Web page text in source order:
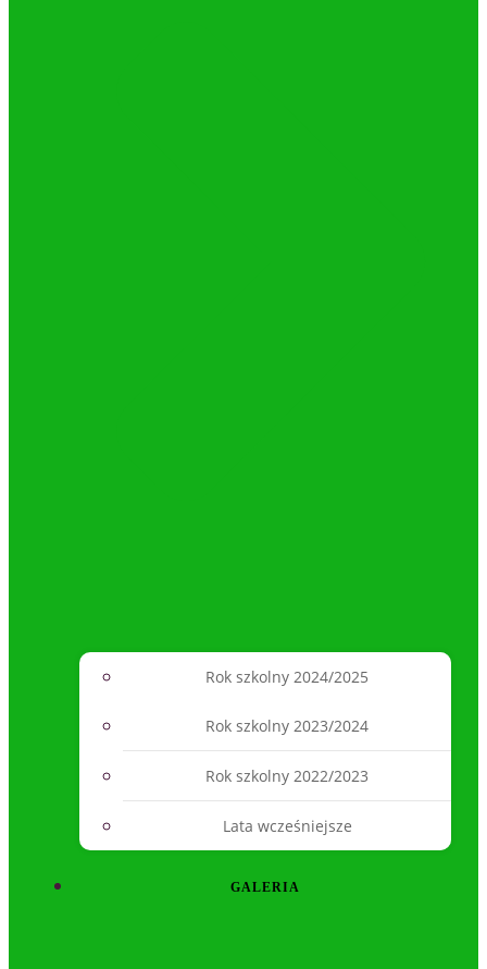
Rok szkolny 2024/2025
Rok szkolny 2023/2024
Rok szkolny 2022/2023
Lata wcześniejsze
GALERIA